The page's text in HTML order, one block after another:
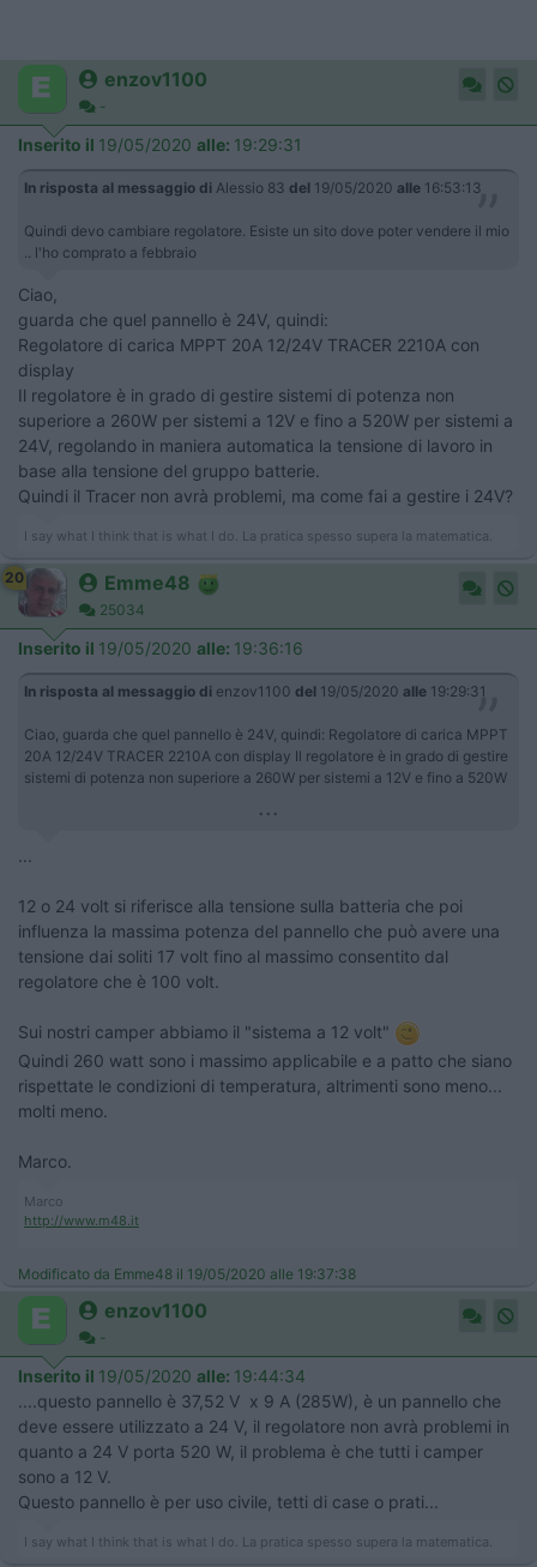
enzov1100
-
Inserito il 19/05/2020 alle: 19:29:31
In risposta al messaggio di Alessio 83 del 19/05/2020 alle 16:53:13
Quindi devo cambiare regolatore. Esiste un sito dove poter vendere il mio
.. l'ho comprato a febbraio
Ciao,
guarda che quel pannello è 24V, quindi:
Regolatore di carica MPPT 20A 12/24V TRACER 2210A con
display
Il regolatore è in grado di gestire sistemi di potenza non
superiore a 260W per sistemi a 12V e fino a 520W per sistemi a
24V, regolando in maniera automatica la tensione di lavoro in
base alla tensione del gruppo batterie.
Quindi il Tracer non avrà problemi, ma come fai a gestire i 24V?
I say what I think that is what I do. La pratica spesso supera la matematica.
20 Emme48
25034
Inserito il 19/05/2020 alle: 19:36:16
In risposta al messaggio di enzov1100 del 19/05/2020 alle 19:29:31
Ciao, guarda che quel pannello è 24V, quindi: Regolatore di carica MPPT
20A 12/24V TRACER 2210A con display Il regolatore è in grado di gestire
sistemi di potenza non superiore a 260W per sistemi a 12V e fino a 520W
...
...
12 o 24 volt si riferisce alla tensione sulla batteria che poi
influenza la massima potenza del pannello che può avere una
tensione dai soliti 17 volt fino al massimo consentito dal
regolatore che è 100 volt.
Sui nostri camper abbiamo il "sistema a 12 volt"
Quindi 260 watt sono i massimo applicabile e a patto che siano
rispettate le condizioni di temperatura, altrimenti sono meno...
molti meno.
Marco.
Marco
http://www.m48.it
Modificato da Emme48 il 19/05/2020 alle 19:37:38
enzov1100
-
Inserito il 19/05/2020 alle: 19:44:34
....questo pannello è 37,52 V x 9 A (285W), è un pannello che
deve essere utilizzato a 24 V, il regolatore non avrà problemi in
quanto a 24 V porta 520 W, il problema è che tutti i camper
sono a 12 V.
Questo pannello è per uso civile, tetti di case o prati...
I say what I think that is what I do. La pratica spesso supera la matematica.